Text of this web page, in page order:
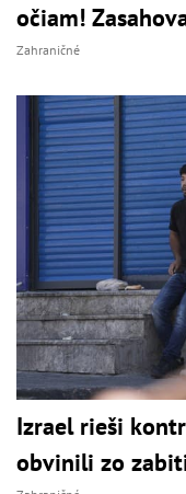
očiam!
Zahraničné
Izrael rieši
obvinili zo